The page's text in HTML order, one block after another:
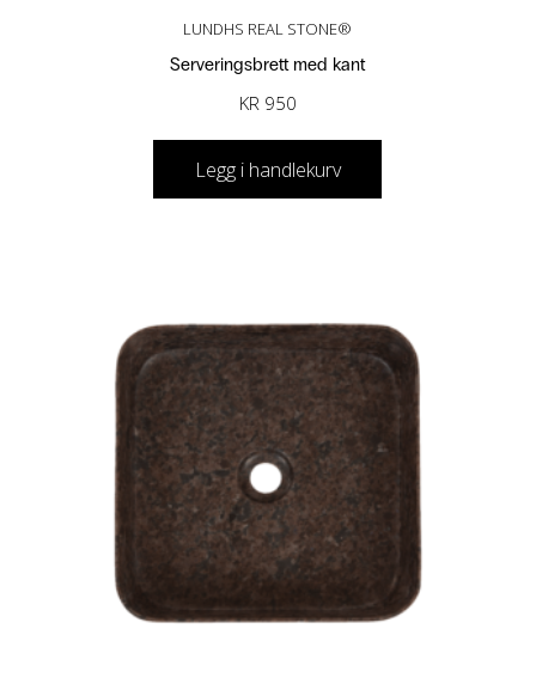
LUNDHS REAL STONE®
Serveringsbrett med kant
KR 950
Legg i handlekurv